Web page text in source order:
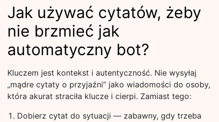
Jak używać cytatów, żeby
nie brzmieć jak
automatyczny bot?
Kluczem jest kontekst i autentyczność. Nie wysyłaj
„mądre cytaty o przyjaźni” jako wiadomości do osoby,
która akurat straciła klucze i cierpi. Zamiast tego:
Dobierz cytat do sytuacji — zabawny, gdy trzeba